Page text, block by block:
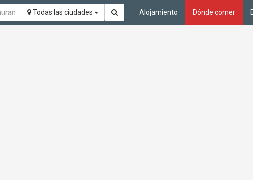
Todas las ciudades Alojamiento Dónde comer